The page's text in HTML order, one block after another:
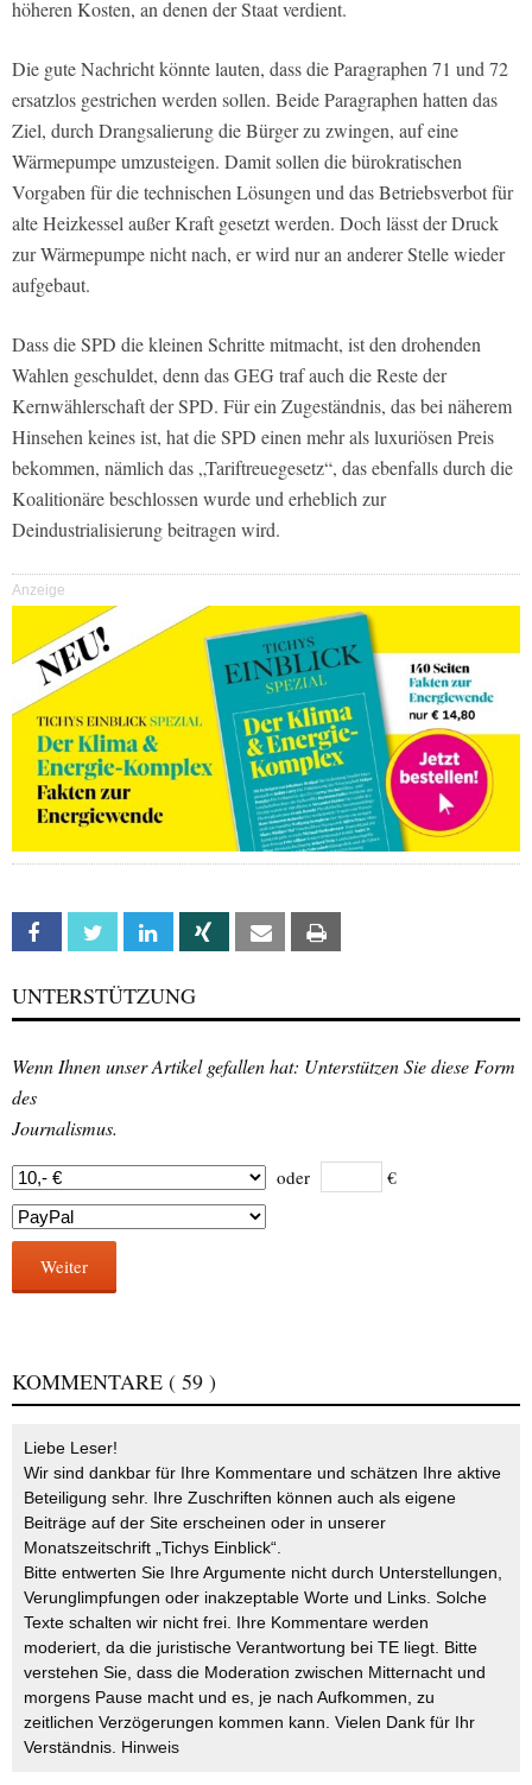
höheren Kosten, an denen der Staat verdient.
Die gute Nachricht könnte lauten, dass die Paragraphen 71 und 72
ersatzlos gestrichen werden sollen. Beide Paragraphen hatten das
Ziel, durch Drangsalierung die Bürger zu zwingen, auf eine
Wärmepumpe umzusteigen. Damit sollen die bürokratischen
Vorgaben für die technischen Lösungen und das Betriebsverbot für
alte Heizkessel außer Kraft gesetzt werden. Doch lässt der Druck
zur Wärmepumpe nicht nach, er wird nur an anderer Stelle wieder
aufgebaut.
Dass die SPD die kleinen Schritte mitmacht, ist den drohenden
Wahlen geschuldet, denn das GEG traf auch die Reste der
Kernwählerschaft der SPD. Für ein Zugeständnis, das bei näherem
Hinsehen keines ist, hat die SPD einen mehr als luxuriösen Preis
bekommen, nämlich das „Tariftreuegesetz“, das ebenfalls durch die
Koalitionäre beschlossen wurde und erheblich zur
Deindustrialisierung beitragen wird.
Anzeige
Facebook Twitter Linkedin Xing Email
UNTERSTÜTZUNG
Wenn Ihnen unser Artikel gefallen hat: Unterstützen Sie diese Form
des
Journalismus.
oder €
Weiter
KOMMENTARE ( 59 )
Liebe Leser!
Wir sind dankbar für Ihre Kommentare und schätzen Ihre aktive
Beteiligung sehr. Ihre Zuschriften können auch als eigene
Beiträge auf der Site erscheinen oder in unserer
Monatszeitschrift „Tichys Einblick“.
Bitte entwerten Sie Ihre Argumente nicht durch Unterstellungen,
Verunglimpfungen oder inakzeptable Worte und Links. Solche
Texte schalten wir nicht frei. Ihre Kommentare werden
moderiert, da die juristische Verantwortung bei TE liegt. Bitte
verstehen Sie, dass die Moderation zwischen Mitternacht und
morgens Pause macht und es, je nach Aufkommen, zu
zeitlichen Verzögerungen kommen kann. Vielen Dank für Ihr
Verständnis. Hinweis